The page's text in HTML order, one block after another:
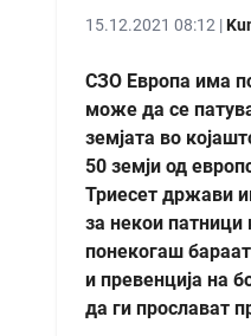
15.12.2021 08:12 |
СЗО Европа има
може да се
земјата во
50 земји од
Триесет држави
за некои патници
понекогаш
и превенција на
да ги прослават